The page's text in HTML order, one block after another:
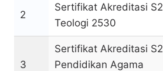
2
Sertifikat Akreditasi S2
Teologi 2530
3
Sertifikat Akreditasi S2
Pendidikan Agama